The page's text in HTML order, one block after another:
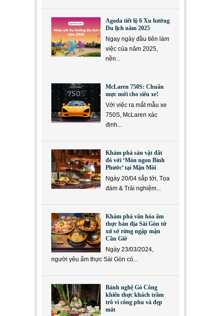
Agoda tiết lộ 6 Xu hướng
Du lịch năm 2025
Ngay ngày đầu tiên làm
việc của năm 2025,
nền...
McLaren 750S: Chuẩn
mực mới cho siêu xe!
Với việc ra mắt mẫu xe
750S, McLaren xác
định...
Khám phá sản vật đất
đỏ với ‘Món ngon Bình
Phước’ tại Mặn Mòi
Ngày 20/04 sắp tới, Tọa
đàm & Trải nghiệm...
Khám phá văn hóa ẩm
thực bản địa Sài Gòn từ
xứ sở rừng ngập mặn
Cần Giờ
Ngày 23/03/2024,
người yêu ẩm thực Sài Gòn có...
Bánh nghệ Gò Công
khiến thực khách trầm
trồ vì công phu và đẹp
mắt